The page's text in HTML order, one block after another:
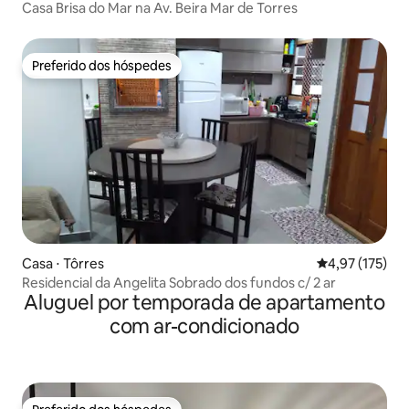
Casa Brisa do Mar na Av. Beira Mar de Torres
Preferido dos hóspedes
Preferido dos hóspedes
Casa ⋅ Tôrres 4,97 de uma
4,97 (175)
Residencial da Angelita Sobrado dos fundos c/ 2 ar
Aluguel por temporada de apartamento
com ar-condicionado